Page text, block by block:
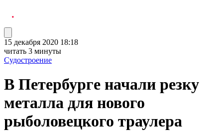
15 декабря 2020 18:18
читать 3 минуты
Судостроение
В Петербурге начали резку
металла для нового
рыболовецкого траулера